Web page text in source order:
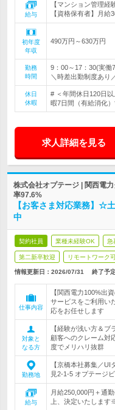
給与
【マンション管理
【資格保有者】月給
初年度
年収
490万円～630万円
勤務
時間
9：00～17：30(実
＼時差出勤制度あり
休日
休暇
# ＜年間休日120日
暇7日間（有給消化
求人詳細を見る
株式会社オプテージ | 関西電
率97.6%
【お客さま対応業務】☆
中
契約社員 業種未経験OK 急
第二新卒歓迎 リモートワーク
情報更新日：2026/07/31 終了予
仕事内容
【関西電力100%出
サービスをご利用い
応をお任せします
対象と
なる方
【経験が浅い方＆
顧客へのクレーム対
度でメリハリ抜群
勤務地
【京橋本社募集／
見2-1-5 オプテージ
給与
月給250,000円＋通
上、決定いたしま